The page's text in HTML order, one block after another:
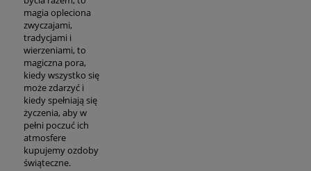
magia opleciona
zwyczajami,
tradycjami i
wierzeniami, to
magiczna pora,
kiedy wszystko się
może zdarzyć i
kiedy spełniają się
życzenia, aby w
pełni poczuć ich
atmosfere
kupujemy ozdoby
świąteczne.